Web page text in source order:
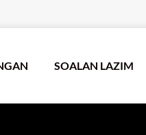
SOALAN LAZIM